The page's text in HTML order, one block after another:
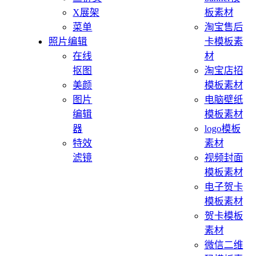
X展架
菜单
照片编辑
在线
抠图
美颜
图片
编辑
器
特效
滤镜
板素材
淘宝售后
卡模板素
材
淘宝店招
模板素材
电脑壁纸
模板素材
logo模板
素材
视频封面
模板素材
电子贺卡
模板素材
贺卡模板
素材
微信二维